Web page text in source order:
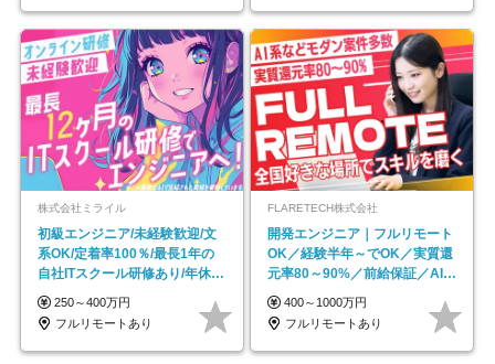
株式会社ミライル
初級エンジニア/未経験歓迎/文
系OK/定着率100％/最長1年の
自社ITスクール研修あり/年休
130日
250～400万円
フルリモートあり
FLARETECH株式会社
開発エンジニア｜フルリモート
OK／経験半年～でOK／実質還
元率80～90%／前給保証／AI系
など最先端案件多数
400～1000万円
フルリモートあり